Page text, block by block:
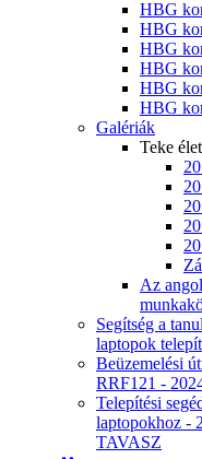
HBG
HBG
HBG
HBG
HBG
HBG
Galériák
Teke
Az angol
Segítség a
laptopok
Beüzemelési
RRF121 -
Telepítési
laptopokhoz -
TAVASZ